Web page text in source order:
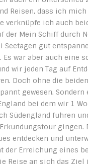
Reisen, dass ich
verknüpfe ich auch
der Mein Schiff durch
Seetagen gut
war aber auch eine
wir jeden Tag auf
Doch ohne die
gewesen. Sondern
bei dem wir 1
Südengland fuhren
gingen.
entdecken und
der Erreichung eines
Reise an sich das Ziel